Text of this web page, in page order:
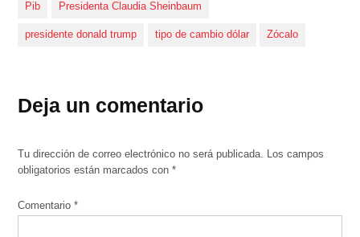
Pib Presidenta Claudia Sheinbaum
presidente donald trump tipo de cambio dólar Zócalo
Deja un comentario
Tu dirección de correo electrónico no será publicada. Los campos
obligatorios están marcados con*
Comentario*